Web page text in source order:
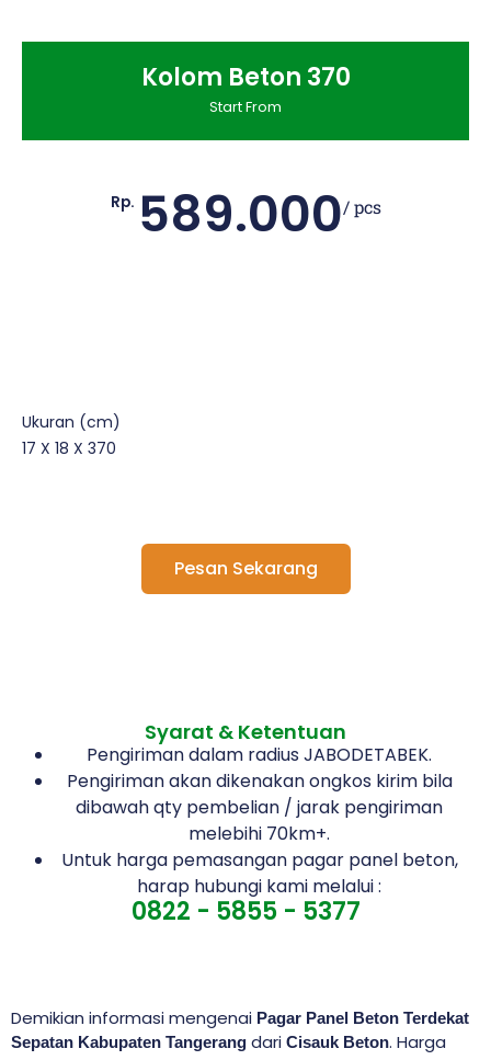
Kolom Beton 370
Start From
Rp. 589.000/ pcs
Ukuran (cm)
17 X 18 X 370
Pesan Sekarang
Syarat & Ketentuan
Pengiriman dalam radius JABODETABEK.
Pengiriman akan dikenakan ongkos kirim bila
dibawah qty pembelian / jarak pengiriman
melebihi 70km+.
Untuk harga pemasangan pagar panel beton,
harap hubungi kami melalui :
0822 - 5855 - 5377
Demikian informasi mengenai Pagar Panel Beton Terdekat
Sepatan Kabupaten Tangerang dari Cisauk Beton. Harga